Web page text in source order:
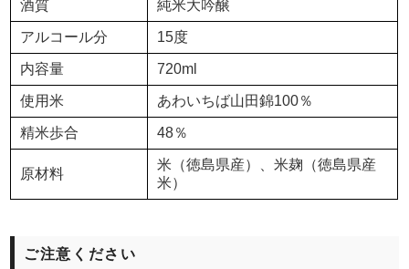
酒質 純米大吟醸
アルコール分 15度
内容量 720ml
使用米 あわいちば山田錦100％
精米歩合 48％
原材料
米（徳島県産）、米麹（徳島県産
米）
ご注意ください